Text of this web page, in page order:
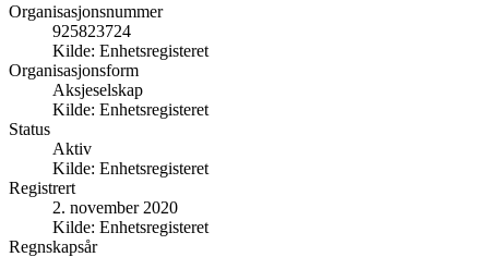
Organisasjonsnummer
925823724
Kilde: Enhetsregisteret
Organisasjonsform
Aksjeselskap
Kilde: Enhetsregisteret
Status
Aktiv
Kilde: Enhetsregisteret
Registrert
2. november 2020
Kilde: Enhetsregisteret
Regnskapsår